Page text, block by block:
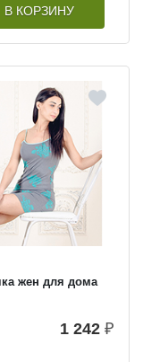
В КОРЗИНУ
жен для дома
1 242 ₽